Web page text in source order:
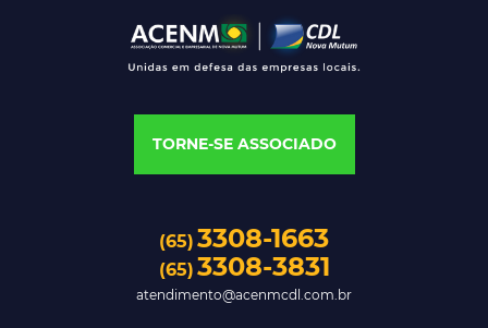
TORNE-SE ASSOCIADO
(65) 3308-1663
(65) 3308-3831
atendimento@acenmcdl.com.br